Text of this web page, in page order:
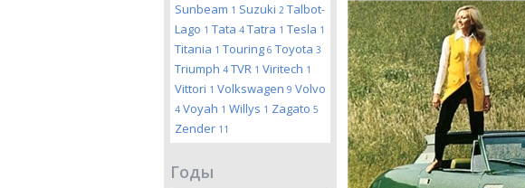
Sunbeam 1 Suzuki 2 Talbot-
Lago 1 Tata 4 Tatra 1 Tesla 1
Titania 1 Touring 6 Toyota 3
Triumph 4 TVR 1 Viritech 1
Vittori 1 Volkswagen 9 Volvo
4 Voyah 1 Willys 1 Zagato 5
Zender 11
Годы